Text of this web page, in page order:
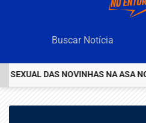
DAS NOVINHAS NA ASA NORTE